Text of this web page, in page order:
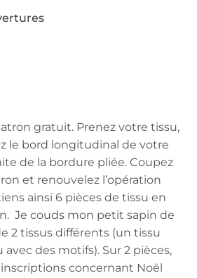
gratuit. Prenez votre tissu,
le bord longitudinal de votre
de la bordure pliée. Coupez
et renouvelez l’opération
ainsi 6 pièces de tissu en
Je couds mon petit sapin de
2 tissus différents (un tissu
des motifs). Sur 2 pièces,
concernant Noël